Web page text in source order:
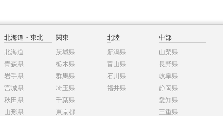
北海道・東北
北海道
青森県
岩手県
宮城県
秋田県
山形県
関東
茨城県
栃木県
群馬県
埼玉県
千葉県
東京都
北陸
新潟県
富山県
石川県
福井県
中部
山梨県
長野県
岐阜県
静岡県
愛知県
三重県